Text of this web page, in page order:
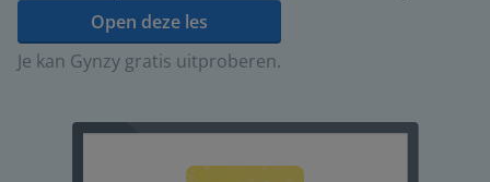
Open deze les
Je kan Gynzy gratis uitproberen.